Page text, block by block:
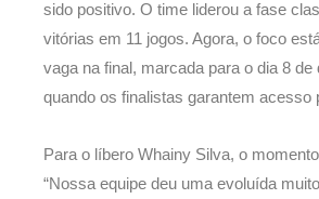
sido positivo. O time liderou a fase
vitórias em 11 jogos. Agora, o foco
vaga na final, marcada para o dia 8 de
quando os finalistas garantem acesso
Para o líbero Whainy Silva, o
“Nossa equipe deu uma evoluída